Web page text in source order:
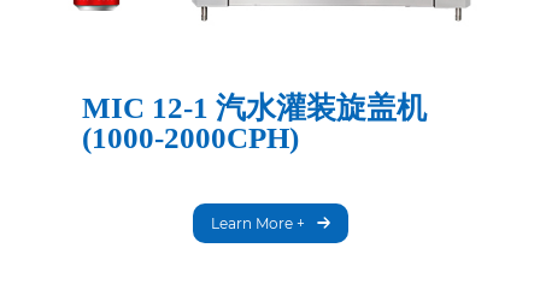
MIC 12-1 汽水灌装旋盖机
(1000-2000CPH)
Learn More +